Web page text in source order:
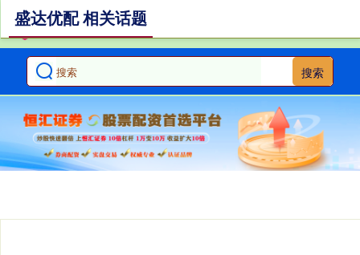
搜索
盛达优配 相关话题